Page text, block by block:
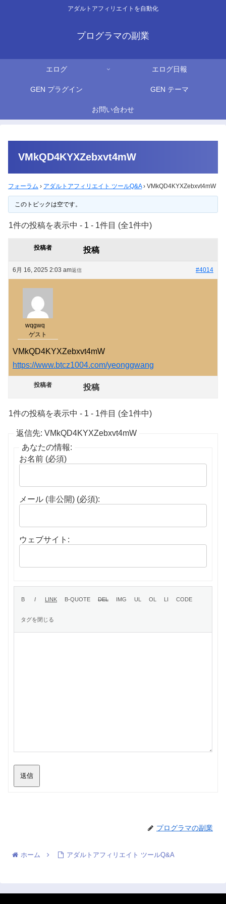
アダルトアフィリエイトを自動化
プログラマの副業
エログ エログ日報
GEN プラグイン GEN テーマ
お問い合わせ
VMkQD4KYXZebxvt4mW
フォーラム › アダルトアフィリエイト ツールQ&A › VMkQD4KYXZebxvt4mW
このトピックは空です。
1件の投稿を表示中 - 1 - 1件目 (全1件中)
投稿者 投稿
6月 16, 2025 2:03 am #4014
返信
wqgwq
ゲスト
VMkQD4KYXZebxvt4mW
https://www.btcz1004.com/yeonggwang
投稿者 投稿
1件の投稿を表示中 - 1 - 1件目 (全1件中)
返信先: VMkQD4KYXZebxvt4mW
あなたの情報:
お名前 (必須)
メール (非公開) (必須):
ウェブサイト:
送信
プログラマの副業
ホーム アダルトアフィリエイト ツールQ&A